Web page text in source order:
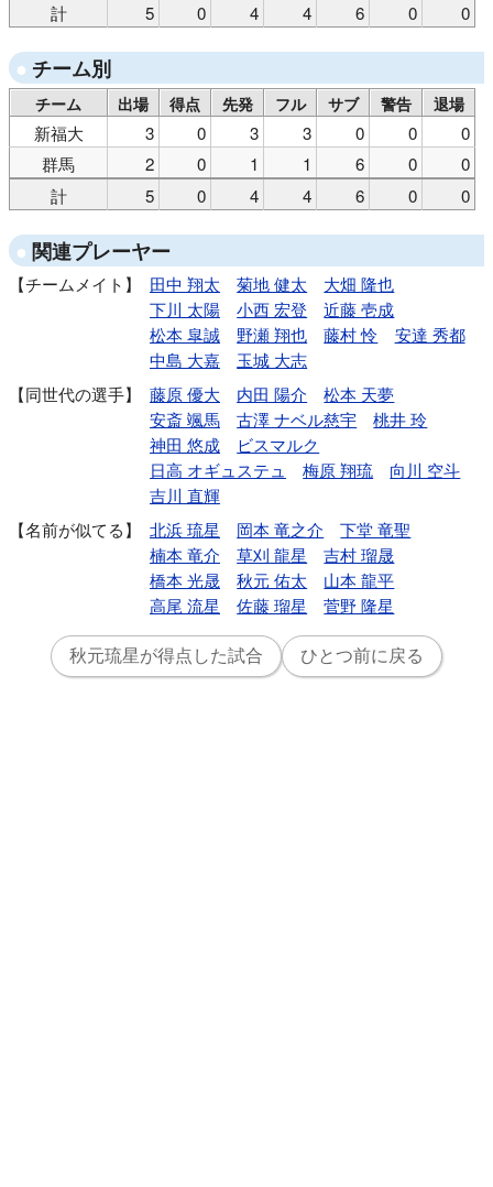
計
5 0 4 4 6 0 0
チーム別
チーム 出場 得点 先発 フル サブ 警告 退場
新福大 3 0 3 3 0 0
0
群馬
2 0 1 1 6 0
0
計
5 0 4 4 6 0 0
関連プレーヤー
チームメイト 田中 翔太 菊地 健太
大畑 隆也
下川 太陽
小西 宏登
近藤 壱成
松本 皐誠
野瀬 翔也 藤村 怜
安達 秀都
中島 大嘉
玉城 大志
同世代の選手
藤原 優大 内田 陽介
松本 天夢
安斎 颯馬
古澤 ナベル慈宇
桃井 玲
神田 悠成
ビスマルク
日高 オギュステュ
梅原 翔琉
向川 空斗
吉川 直輝
名前が似てる
北浜 琉星 岡本 竜之介
下堂 竜聖
楠本 竜介
草刈 龍星
吉村 瑠晟
橋本 光晟
秋元 佑太
山本 龍平
高尾 流星
佐藤 瑠星 菅野 隆星
秋元琉星が得点した試合 ひとつ前に戻る